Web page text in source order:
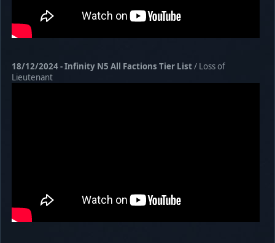
18/12/2024 - Infinity N5 All Factions Tier List/ Loss of
Lieutenant